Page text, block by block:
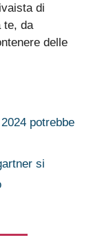
di
te, da
delle
potrebbe
si